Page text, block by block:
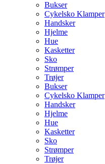
Bukser
Cykelsko Klamper
Handsker
Hjelme
Hue
Kasketter
Sko
Strømper
Trøjer
Bukser
Cykelsko Klamper
Handsker
Hjelme
Hue
Kasketter
Sko
Strømper
Trøjer